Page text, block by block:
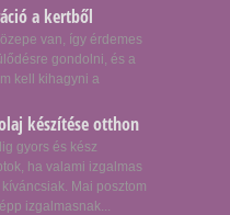
a kertből
van, így érdemes
gondolni, és a
kell kihagyni a
készítése otthon
gyors és kész
ha valami izgalmas
Mai posztom
izgalmasnak...